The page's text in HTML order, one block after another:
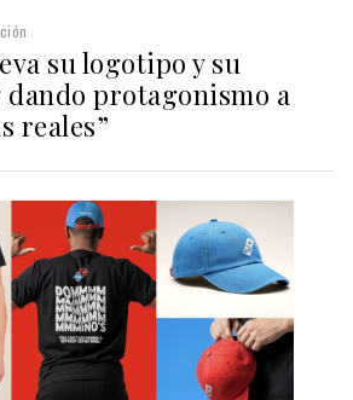
su logotipo y su
protagonismo a
reales”